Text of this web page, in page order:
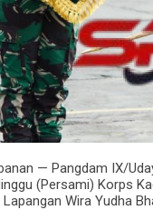
— Pangdam IX/
(Persami) Korps
Lapangan Wira Yudha